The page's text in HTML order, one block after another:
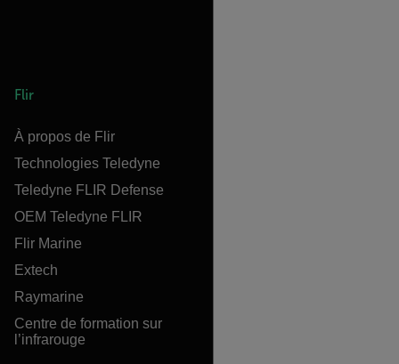
Flir
À propos de Flir
Technologies Teledyne
Teledyne FLIR Defense
OEM Teledyne FLIR
Flir Marine
Extech
Raymarine
Centre de formation sur
l’infrarouge